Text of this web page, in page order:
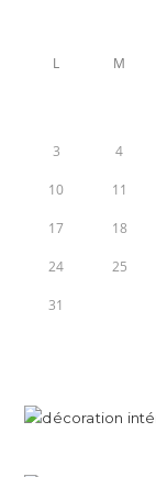
L M
3 4
10 11
17 18
24 25
31